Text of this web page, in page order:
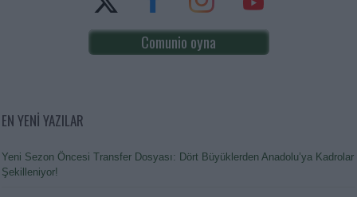
Comunio oyna
EN YENİ YAZILAR
Yeni Sezon Öncesi Transfer Dosyası: Dört Büyüklerden Anadolu’ya Kadrolar
Şekilleniyor!